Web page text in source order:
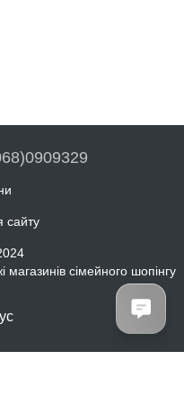
сайту
сімейного шопінгу